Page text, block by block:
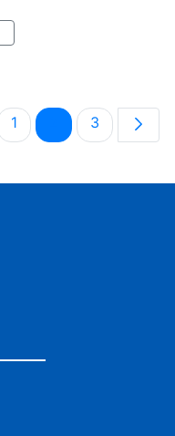
Pagina
1 PaginaPagina
3